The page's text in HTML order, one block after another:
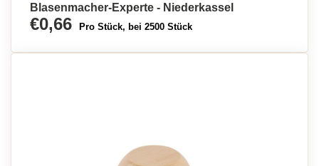
Blasenmacher-Experte - Niederkassel
€0,66 Pro Stück, bei 2500 Stück